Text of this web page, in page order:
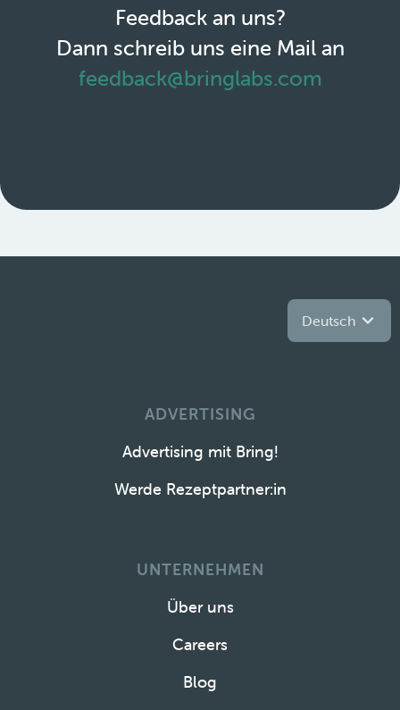
Feedback an uns?
Dann schreib uns eine Mail an
feedback@bringlabs.com
Deutsch
ADVERTISING
Advertising mit Bring!
Werde Rezeptpartner:in
UNTERNEHMEN
Über uns
Careers
Blog